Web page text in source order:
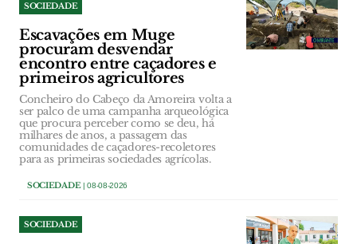
SOCIEDADE
Escavações em Muge
procuram desvendar
encontro entre caçadores e
primeiros agricultores
Concheiro do Cabeço da Amoreira volta a
ser palco de uma campanha arqueológica
que procura perceber como se deu, há
milhares de anos, a passagem das
comunidades de caçadores-recoletores
para as primeiras sociedades agrícolas.
SOCIEDADE| 08-08-2026
SOCIEDADE